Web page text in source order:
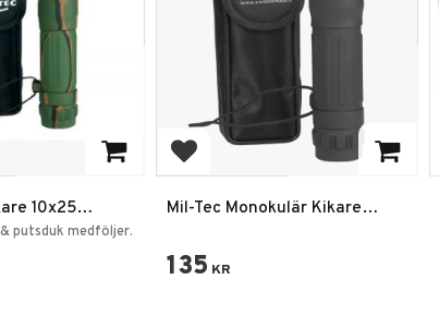
10x25
putsduk medföljer.
Add to favorites
Mil-Tec Monokulär Kikare
135 KR